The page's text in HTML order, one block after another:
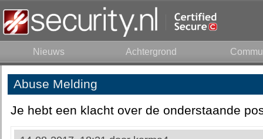
Nieuws Achtergrond
Abuse Melding
Je hebt een klacht over de onderstaande